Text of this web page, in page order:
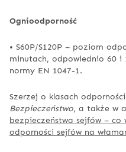
Ognioodporność
• S60P/S120P – poziom
minutach, odpowiednio 60 i
normy EN 1047-1.
Szerzej o klasach
Bezpieczeństwo, a także w
bezpieczeństwa sejfów –
odporności sejfów na